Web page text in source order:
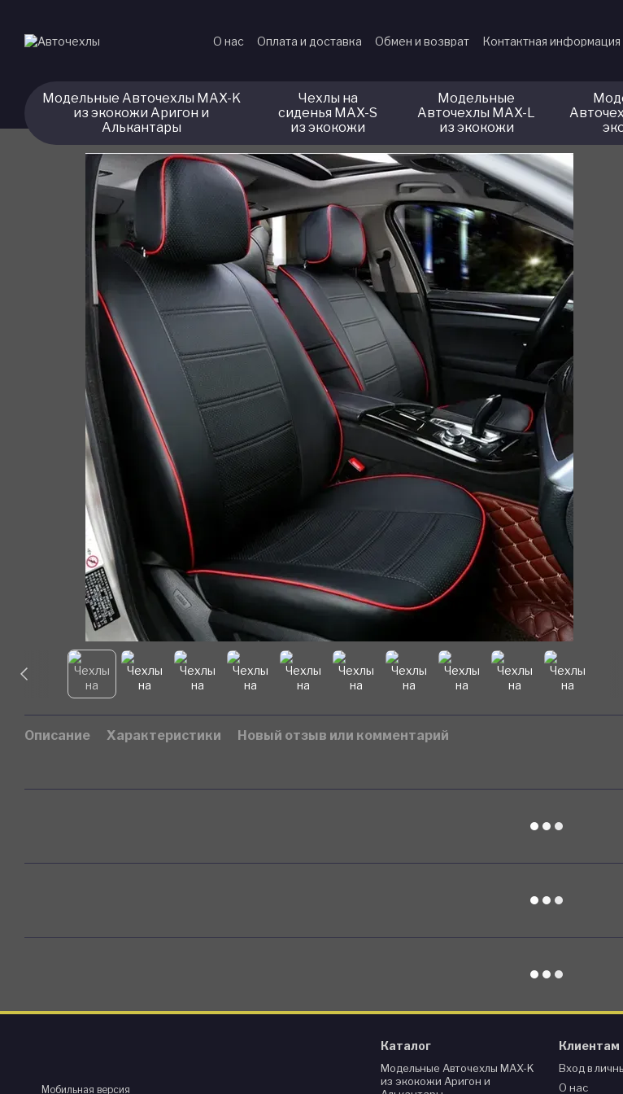
О нас Оплата и доставка Обмен и возврат Контактная информация
Модельные Авточехлы MAX-K
из экокожи Аригон и
Алькантары
Чехлы на
сиденья MAX-S
из экокожи
Модельные
Авточехлы MAX-L
из экокожи
Описание Характеристики Новый отзыв или комментарий
Мобильная версия
Каталог
Модельные Авточехлы MAX-K
из экокожи Аригон и
Клиентам
Вход в
О нас